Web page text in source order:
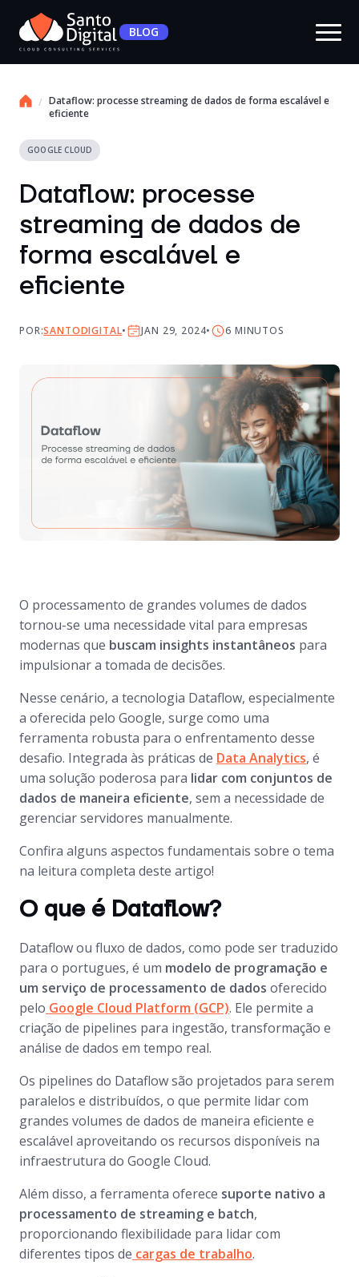
BLOG
Dataflow: processe streaming de dados de forma escalável e
eficiente
GOOGLE CLOUD
Dataflow: processe
streaming de dados de
forma escalável e
eficiente
POR:SANTODIGITAL JAN 29, 2024 6 MINUTOS
O processamento de grandes volumes de dados
tornou-se uma necessidade vital para empresas
modernas que buscam insights instantâneos para
impulsionar a tomada de decisões.
Nesse cenário, a tecnologia Dataflow, especialmente
a oferecida pelo Google, surge como uma
ferramenta robusta para o enfrentamento desse
desafio. Integrada às práticas de Data Analytics, é
uma solução poderosa para lidar com conjuntos de
dados de maneira eficiente, sem a necessidade de
gerenciar servidores manualmente.
Confira alguns aspectos fundamentais sobre o tema
na leitura completa deste artigo!
O que é Dataflow?
Dataflow ou fluxo de dados, como pode ser traduzido
para o portugues, é um modelo de programação e
um serviço de processamento de dados oferecido
pelo Google Cloud Platform (GCP). Ele permite a
criação de pipelines para ingestão, transformação e
análise de dados em tempo real.
Os pipelines do Dataflow são projetados para serem
paralelos e distribuídos, o que permite lidar com
grandes volumes de dados de maneira eficiente e
escalável aproveitando os recursos disponíveis na
infraestrutura do Google Cloud.
Além disso, a ferramenta oferece suporte nativo a
processamento de streaming e batch,
proporcionando flexibilidade para lidar com
diferentes tipos de cargas de trabalho.